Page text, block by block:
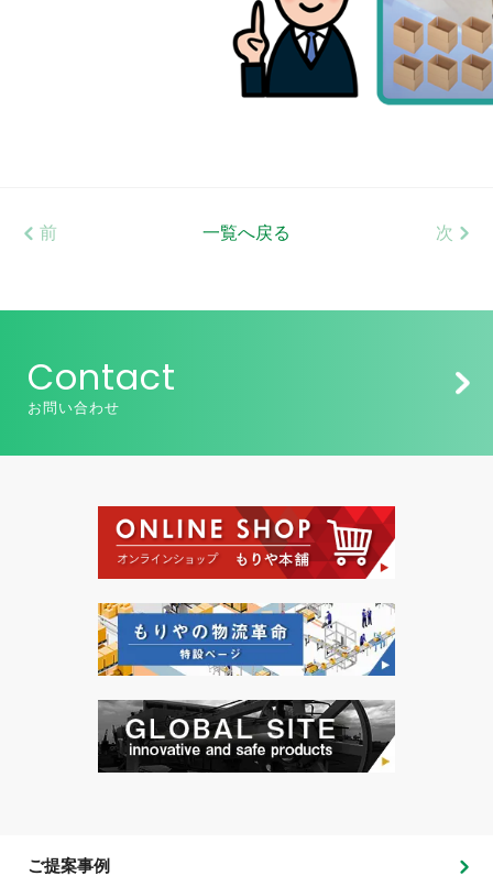
前 一覧へ戻る 次
Contact
お問い合わせ
ご提案事例